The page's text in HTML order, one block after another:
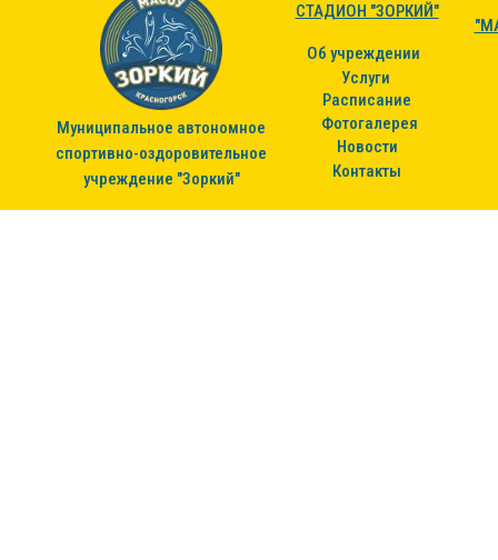
Муниципальное автономное
спортивно-оздоровительное
учреждение "Зоркий"
СТАДИОН "ЗОРКИЙ"
Услуги
Об учреждении
Расписание
Фотогалерея
Новости
Контакты